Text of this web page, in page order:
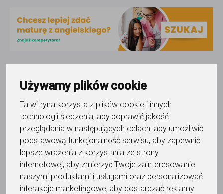
Używamy plików cookie
Ta witryna korzysta z plików cookie i innych
technologii śledzenia, aby poprawić jakość
przeglądania w następujących celach: aby umożliwić
podstawową funkcjonalność serwisu, aby zapewnić
lepsze wrażenia z korzystania ze strony
internetowej, aby zmierzyć Twoje zainteresowanie
naszymi produktami i usługami oraz personalizować
interakcje marketingowe, aby dostarczać reklamy
Do ulubionych
Oznacz wystąpienie kontaktu
Agnieszka
Wyślij wiadomość